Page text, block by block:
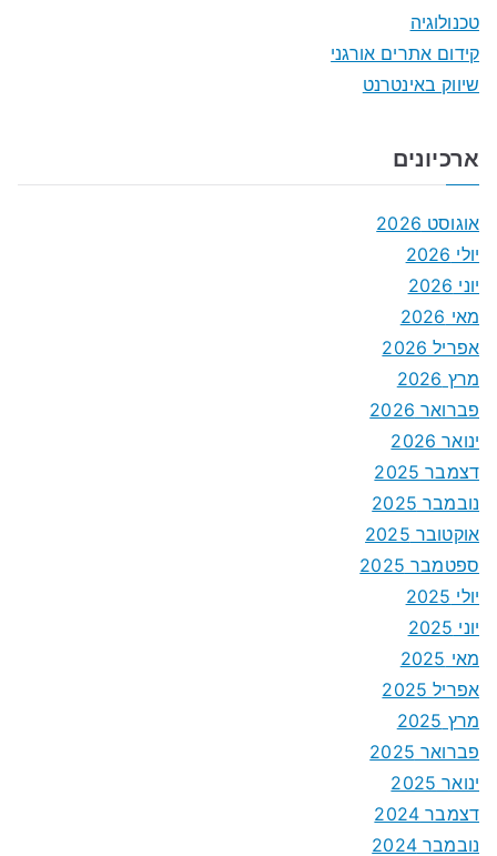
טכנולוגיה
קידום אתרים אורגני
שיווק באינטרנט
ארכיונים
אוגוסט 2026
יולי 2026
יוני 2026
מאי 2026
אפריל 2026
מרץ 2026
פברואר 2026
ינואר 2026
דצמבר 2025
נובמבר 2025
אוקטובר 2025
ספטמבר 2025
יולי 2025
יוני 2025
מאי 2025
אפריל 2025
מרץ 2025
פברואר 2025
ינואר 2025
דצמבר 2024
נובמבר 2024